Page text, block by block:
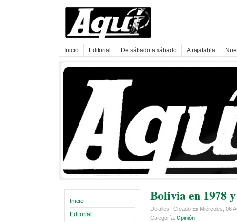
Inicio Editorial De sábado a sábado A rajatabla
Inicio
Editorial
Bolivia en 1978
Detalles Creado En Miércoles, 06
Categoría: Opinión